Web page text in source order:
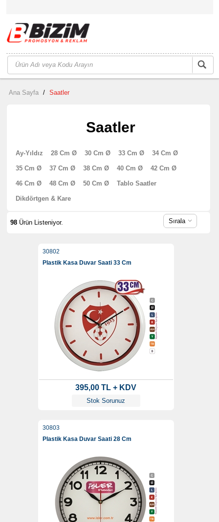
Ana Sayfa / Saatler
Saatler
Ay-Yıldız 28 Cm Ø 30 Cm Ø 33 Cm Ø 34 Cm Ø
35 Cm Ø 37 Cm Ø 38 Cm Ø 40 Cm Ø 42 Cm Ø
46 Cm Ø 48 Cm Ø 50 Cm Ø Tablo Saatler
Dikdörtgen & Kare
98Ürün Listeniyor. Sırala
30802
Plastik Kasa Duvar Saati 33 Cm
395,00 TL + KDV
Stok Sorunuz
30803
Plastik Kasa Duvar Saati 28 Cm